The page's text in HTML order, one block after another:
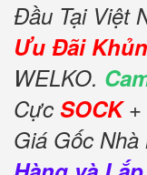
Đầu Tại Việt
Ưu Đãi
WELKO.
Cực SOCK+
Giá Gốc Nhà